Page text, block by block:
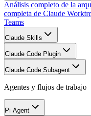
Análisis completo de la
completa de Claude
Teams
Claude Skills
Claude Code Plugin
Claude Code Subagent
Agentes y flujos de trabajo
Pi Agent